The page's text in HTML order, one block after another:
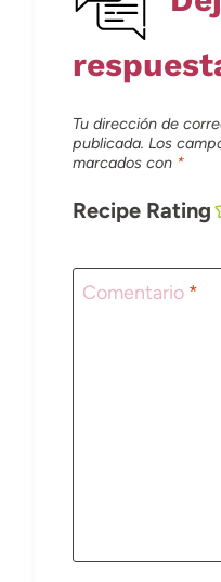
Tu dirección de
publicada. Los
marcados con *
Recipe Rating
Comentario *